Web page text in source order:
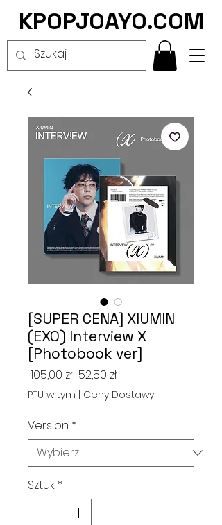
KPOPJOAYO.COM
[SUPER CENA] XIUMIN
(EXO) Interview X
[Photobook ver]
105,00 zł Regularna
cena
52,50 złCena
Rabatowa
PTU w tym Ceny Dostawy
Version *
Sztuk *